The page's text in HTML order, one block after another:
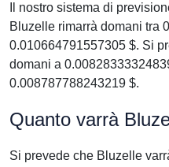
Il nostro sistema di
Bluzelle rimarrà domani tra
0.010664791557305 $. Si
domani a
0.008787788243219 $.
Quanto varrà
Si prevede che Bluzelle